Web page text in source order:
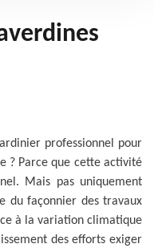
professionnel pour
? Parce que cette activité
Mais pas uniquement
du façonnier des travaux
à la variation climatique
des efforts exiger